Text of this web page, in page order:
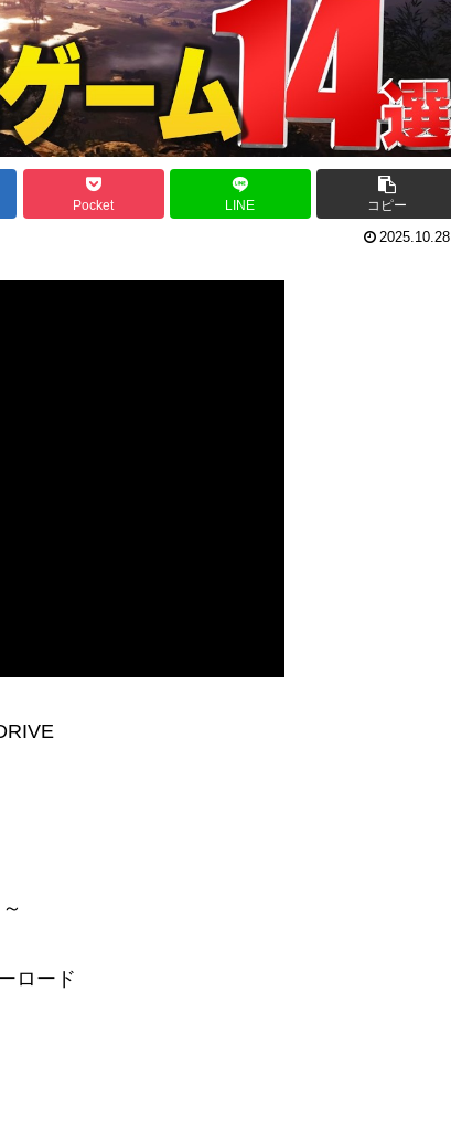
Pocket LINE コピー
2025.10.28
ロード